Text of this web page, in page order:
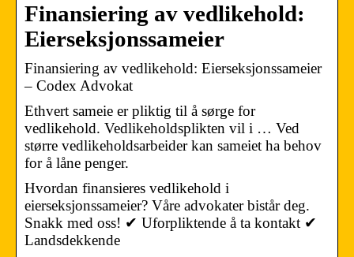
Finansiering av vedlikehold:
Eierseksjonssameier
Finansiering av vedlikehold: Eierseksjonssameier
– Codex Advokat
Ethvert sameie er pliktig til å sørge for
vedlikehold. Vedlikeholdsplikten vil i … Ved
større vedlikeholdsarbeider kan sameiet ha behov
for å låne penger.
Hvordan finansieres vedlikehold i
eierseksjonssameier? Våre advokater bistår deg.
Snakk med oss! ✔ Uforpliktende å ta kontakt ✔
Landsdekkende